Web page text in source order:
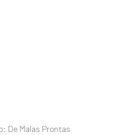
De Malas Prontas